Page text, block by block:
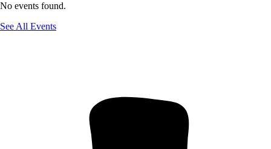
No events found.
See All Events